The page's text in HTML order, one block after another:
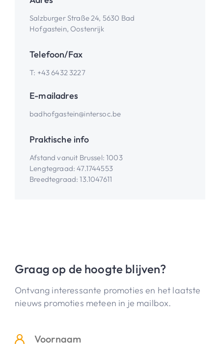
Salzburger Straße 24, 5630 Bad
Hofgastein, Oostenrijk
Telefoon/Fax
T: +43 6432 3227
E-mailadres
badhofgastein@intersoc.be
Praktische info
Afstand vanuit Brussel:1003
Lengtegraad:47.1744553
Breedtegraad:13.1047611
Graag op de hoogte blijven?
Ontvang interessante promoties en het laatste
nieuws promoties meteen in je mailbox.